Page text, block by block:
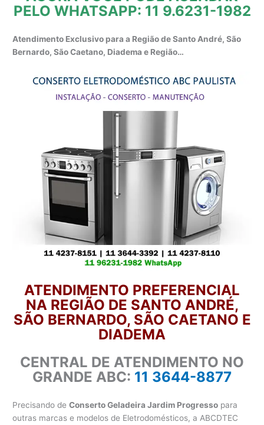
PELO WHATSAPP: 11 9.6231-1982
Atendimento Exclusivo para a Região de Santo André, São
Bernardo, São Caetano, Diadema e Região…
ATENDIMENTO PREFERENCIAL
NA REGIÃO DE SANTO ANDRÉ,
SÃO BERNARDO, SÃO CAETANO E
DIADEMA
CENTRAL DE ATENDIMENTO NO
GRANDE ABC: 11 3644-8877
Precisando deConserto Geladeira Jardim Progresso para
outras marcas e modelos de Eletrodomésticos, a ABCDTEC